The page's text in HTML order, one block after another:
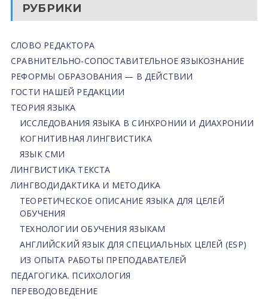
РУБРИКИ
СЛОВО РЕДАКТОРА
СРАВНИТЕЛЬНО-СОПОСТАВИТЕЛЬНОЕ ЯЗЫКОЗНАНИЕ
РЕФОРМЫ ОБРАЗОВАНИЯ — В ДЕЙСТВИИ
ГОСТИ НАШЕЙ РЕДАКЦИИ
ТЕОРИЯ ЯЗЫКА
ИССЛЕДОВАНИЯ ЯЗЫКА В СИНХРОНИИ И ДИАХРОНИИ
КОГНИТИВНАЯ ЛИНГВИСТИКА
ЯЗЫК СМИ
ЛИНГВИСТИКА ТЕКСТА
ЛИНГВОДИДАКТИКА И МЕТОДИКА
ТЕОРЕТИЧЕСКОЕ ОПИСАНИЕ ЯЗЫКА ДЛЯ ЦЕЛЕЙ
ОБУЧЕНИЯ
ТЕХНОЛОГИИ ОБУЧЕНИЯ ЯЗЫКАМ
АНГЛИЙСКИЙ ЯЗЫК ДЛЯ СПЕЦИАЛЬНЫХ ЦЕЛЕЙ (ESP)
ИЗ ОПЫТА РАБОТЫ ПРЕПОДАВАТЕЛЕЙ
ПЕДАГОГИКА. ПСИХОЛОГИЯ
ПЕРЕВОДОВЕДЕНИЕ